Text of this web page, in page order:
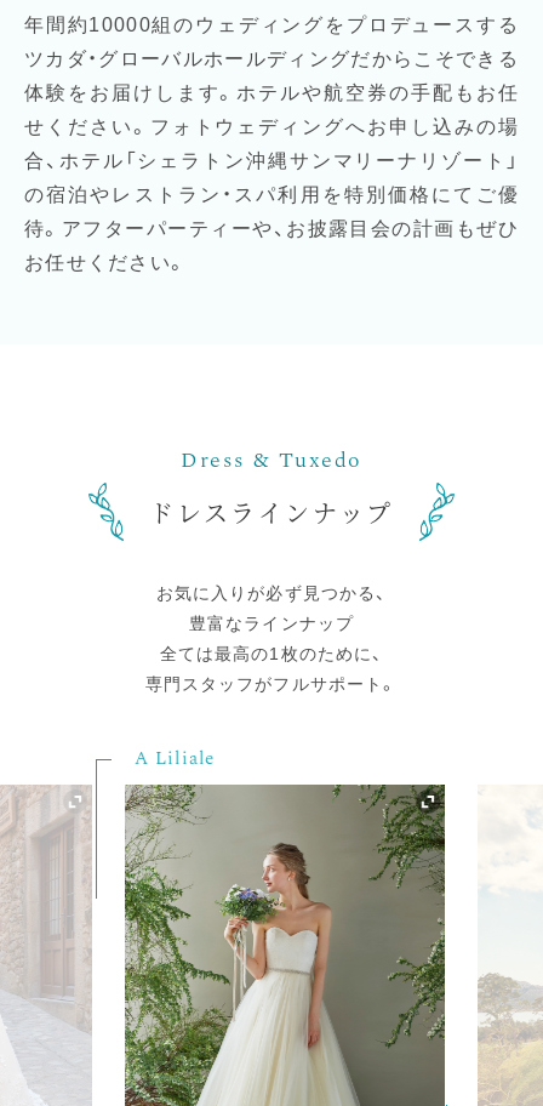
年間約10000組のウェディングをプロデュースする
ツカダ・グローバルホールディングだからこそできる
体験をお届けします。ホテルや航空券の手配もお任
せください。フォトウェディングへお申し込みの場
合、ホテル「シェラトン沖縄サンマリーナリゾート」
の宿泊やレストラン・スパ利用を特別価格にてご優
待。アフターパーティーや、お披露目会の計画もぜひ
お任せください。
ドレスラインナップ
お気に入りが必ず見つかる、
豊富なラインナップ
全ては最高の1枚のために、
専門スタッフがフルサポート。
COSTARELLOS